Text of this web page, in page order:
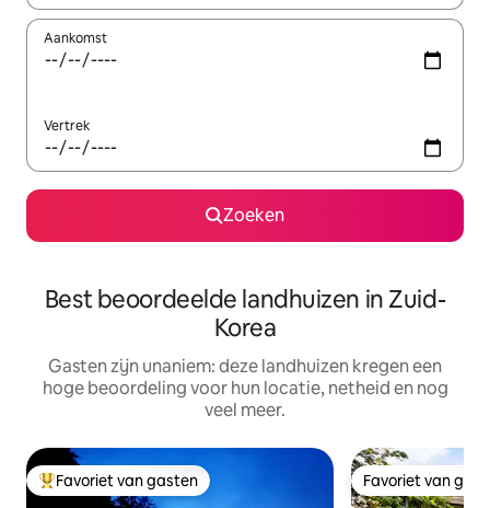
Aankomst
Vertrek
Zoeken
Best beoordeelde landhuizen in Zuid-
Korea
Gasten zijn unaniem: deze landhuizen kregen een
hoge beoordeling voor hun locatie, netheid en nog
veel meer.
Topfavoriet van gasten
Favoriet van gasten Favoriet van
Favoriet van